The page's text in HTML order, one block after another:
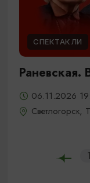
СПЕКТАКЛИ
Раневская.
06.11.2026
Светлогорск,
1